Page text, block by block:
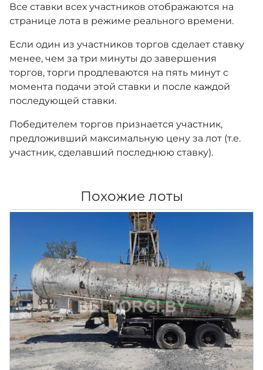
Все ставки всех участников отображаются на
странице лота в режиме реального времени.
Если один из участников торгов сделает ставку
менее, чем за три минуты до завершения
торгов, торги продлеваются на пять минут с
момента подачи этой ставки и после каждой
последующей ставки.
Победителем торгов признается участник,
предложивший максимальную цену за лот (т.е.
участник, сделавший последнюю ставку).
Похожие лоты